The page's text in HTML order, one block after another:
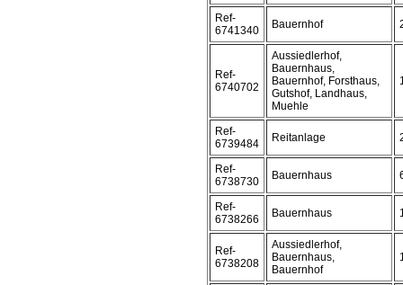
Ref-
6741340
Bauernhof
Ref-
6740702
Aussiedlerhof,
Bauernhaus,
Bauernhof, Forsthaus,
Gutshof, Landhaus,
Muehle
Ref-
6739484
Reitanlage
Ref-
6738730
Bauernhaus
Ref-
6738266
Bauernhaus
Ref-
6738208
Aussiedlerhof,
Bauernhaus,
Bauernhof